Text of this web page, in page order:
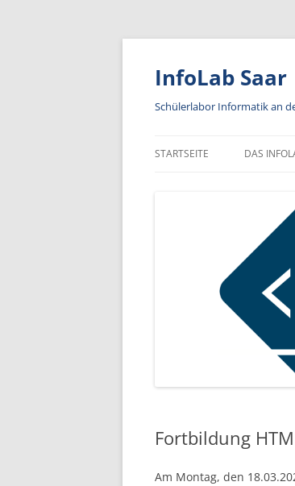
Zum
springen
InfoLab Saar
Schülerlabor Informatik an
STARTSEITE DAS
Fortbildung
Am Montag, den